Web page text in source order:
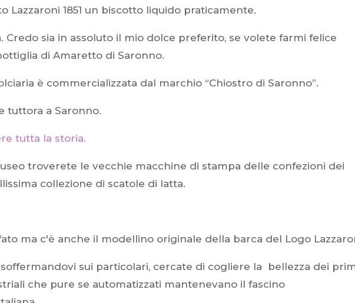
Lazzaroni 1851 un biscotto liquido praticamente.
Credo sia in assoluto il mio dolce preferito, se volete farmi felice
di Amaretto di Saronno.
è commercializzata dal marchio “Chiostro di Saronno”.
tuttora a Saronno.
tutta la storia.
troverete le vecchie macchine di stampa delle confezioni dei
collezione di scatole di latta.
ma c'è anche il modellino originale della barca del Logo
sui particolari, cercate di cogliere la bellezza dei
che pure se automatizzati mantenevano il fascino